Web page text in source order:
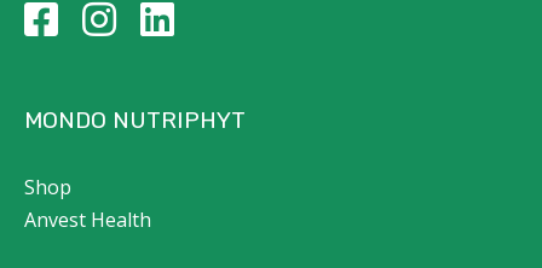
MONDO NUTRIPHYT
Shop
Anvest Health